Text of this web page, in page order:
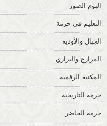
البوم الصور
التعليم في حرمة
الجبال والأودية
المزارع والبراري
المكتبة الرقمية
حرمة التاريخية
حرمة الحاضر